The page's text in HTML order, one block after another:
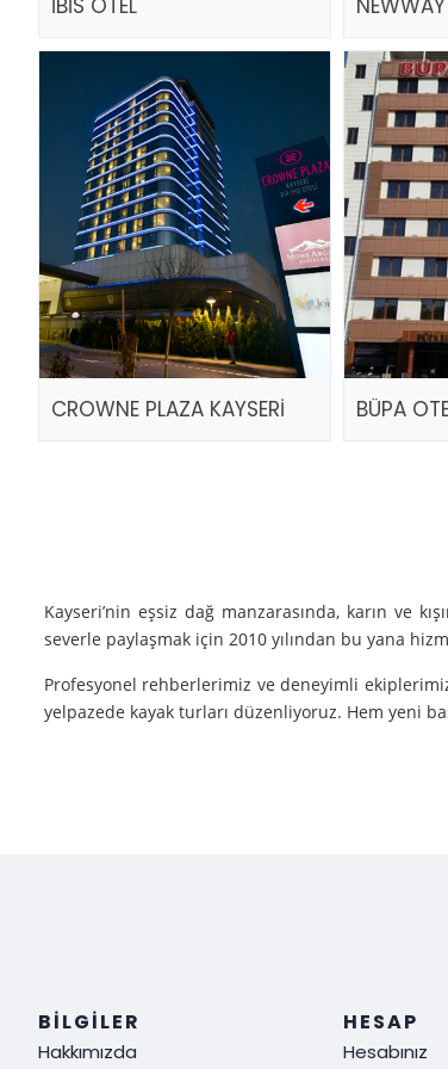
CROWNE PLAZA KAYSERİ BÜPA
Kayseri’nin eşsiz dağ manzarasında, karın ve
severle paylaşmak için 2010 yılından bu yana
Profesyonel rehberlerimiz ve deneyimli
yelpazede kayak turları düzenliyoruz. Hem yeni
Güvenlik: Kayak yaparken güvenliğiniz bizim için
Müşteri Memnuniyeti: Sizin tatmin olmanız
ediyoruz!
BILGILER
Hakkımızda
HESAP
Hesabınız